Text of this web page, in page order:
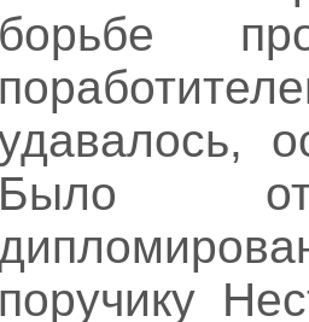
борьбе
Было
поручику